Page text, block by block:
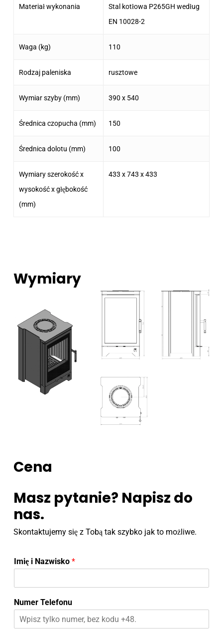
Materiał wykonania
Stal kotłowa P265GH według
EN 10028-2
Waga (kg) 110
Rodzaj paleniska rusztowe
Wymiar szyby (mm) 390 x 540
Średnica czopucha (mm) 150
Średnica dolotu (mm) 100
Wymiary szerokość x
wysokość x głębokość
(mm)
433 x 743 x 433
Wymiary
Cena
Masz pytanie? Napisz do
nas.
Skontaktujemy się z Tobą tak szybko jak to możliwe.
Imię i Nazwisko *
Numer Telefonu